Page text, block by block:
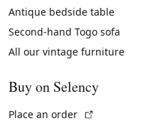
Antique bedside table
Second-hand Togo sofa
All our vintage furniture
Buy on Selency
Place an order